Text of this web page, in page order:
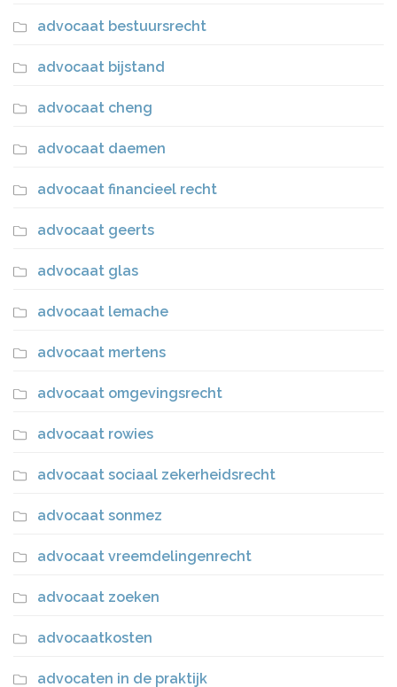
advocaat bestuursrecht
advocaat bijstand
advocaat cheng
advocaat daemen
advocaat financieel recht
advocaat geerts
advocaat glas
advocaat lemache
advocaat mertens
advocaat omgevingsrecht
advocaat rowies
advocaat sociaal zekerheidsrecht
advocaat sonmez
advocaat vreemdelingenrecht
advocaat zoeken
advocaatkosten
advocaten in de praktijk